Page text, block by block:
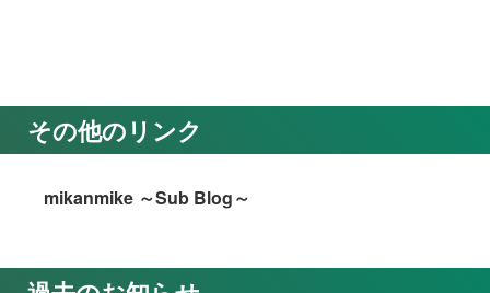
その他のリンク
mikanmike ～Sub Blog～